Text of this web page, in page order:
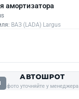
амортизатора
ВАЗ (LADA) Largus
АВТОШРОТ
фото уточняйте у менеджера